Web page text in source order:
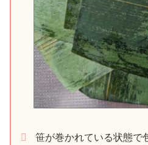
笹が巻かれている状態で